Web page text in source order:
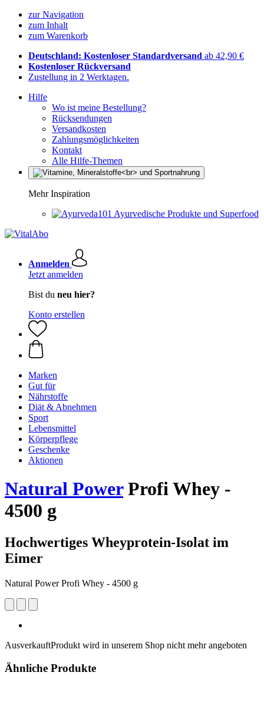
zur Navigation
zum Inhalt
zum Warenkorb
Deutschland: Kostenloser Standardversand ab 42,90 €
Kostenloser Rückversand
Zustellung in 2 Werktagen.
Hilfe
Wo ist meine Bestellung?
Rücksendungen
Versandkosten
Zahlungsmöglichkeiten
Kontakt
Alle Hilfe-Themen
Mehr Inspiration
Ayurvedische Produkte und Superfood
Anmelden
Jetzt anmelden
Bist du neu hier?
Konto erstellen
Marken
Gut für
Nährstoffe
Diät & Abnehmen
Sport
Lebensmittel
Körperpflege
Geschenke
Aktionen
Natural PowerProfi Whey -
4500 g
Hochwertiges Wheyprotein-Isolat im
Eimer
Natural Power Profi Whey - 4500 g
AusverkauftProdukt wird in unserem Shop nicht mehr angeboten
Ähnliche Produkte